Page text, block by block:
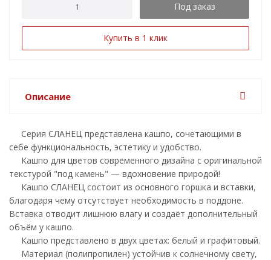
Под заказ
Купить в 1 клик
Описание
Серия СЛАНЕЦ представлена кашпо, сочетающими в
себе функциональность, эстетику и удобство.
Кашпо для цветов современного дизайна с оригинальной
текстурой "под камень" — вдохновение природой!
Кашпо СЛАНЕЦ состоит из основного горшка и вставки,
благодаря чему отсутствует необходимость в поддоне.
Вставка отводит лишнюю влагу и создаёт дополнительный
объём у кашпо.
Кашпо представлено в двух цветах: белый и графитовый.
Материал (полипропилен) устойчив к солнечному свету,